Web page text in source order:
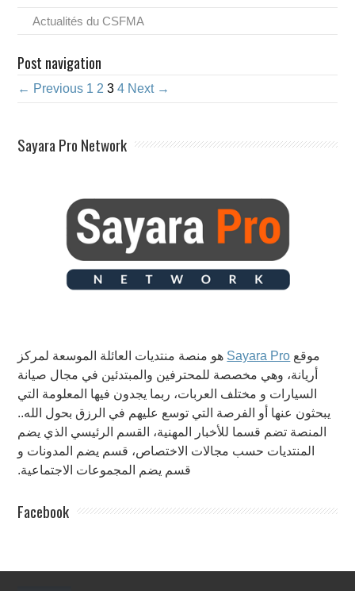
Actualités du CSFMA
Post navigation
← Previous 1 2 3 4 Next →
Sayara Pro Network
موقع Sayara Pro هو منصة منتديات العائلة الموسعة لمركز
أريانة، وهي مخصصة للمحترفين والمبتدئين في مجال صيانة
السيارات و مختلف العربات، ربما يجدون فيها المعلومة التي
يبحثون عنها أو الفرصة التي توسع عليهم في الرزق بحول الله..
المنصة تضم قسما للأخبار المهنية، القسم الرئيسي الذي يضم
المنتديات حسب مجالات الاختصاص، قسم يضم المدونات و
قسم يضم المجموعات الاجتماعية.
Facebook